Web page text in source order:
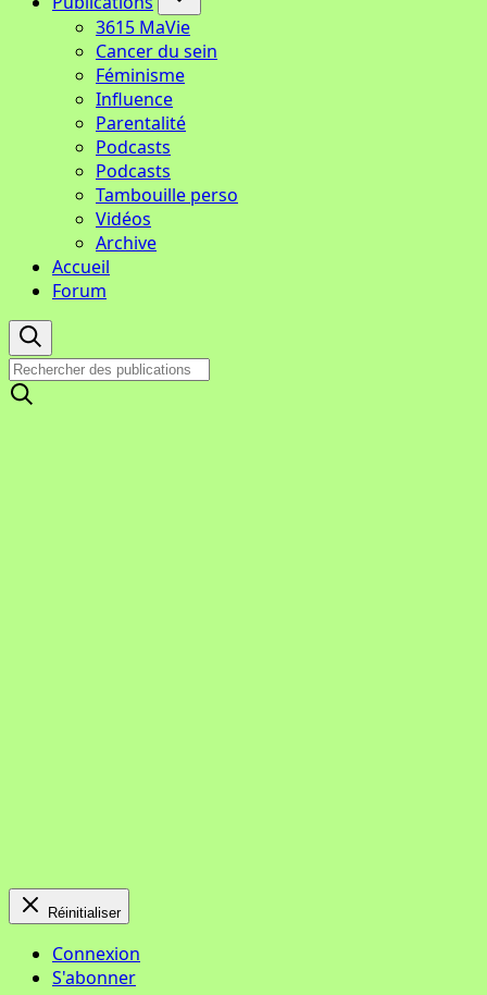
3615 MaVie
Cancer du sein
Féminisme
Influence
Parentalité
Podcasts
Podcasts
Tambouille perso
Vidéos
Archive
Accueil
Forum
Réinitialiser
Connexion
S'abonner